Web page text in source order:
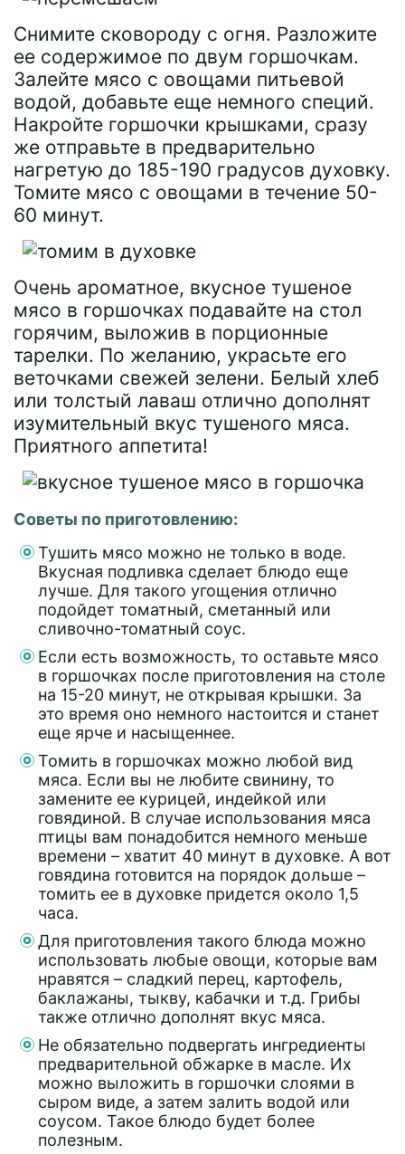
Снимите сковороду с огня. Разложите
ее содержимое по двум горшочкам.
Залейте мясо с овощами питьевой
водой, добавьте еще немного специй.
Накройте горшочки крышками, сразу
же отправьте в предварительно
нагретую до 185-190 градусов духовку.
Томите мясо с овощами в течение 50-
60 минут.
Очень ароматное, вкусное тушеное
мясо в горшочках подавайте на стол
горячим, выложив в порционные
тарелки. По желанию, украсьте его
веточками свежей зелени. Белый хлеб
или толстый лаваш отлично дополнят
изумительный вкус тушеного мяса.
Приятного аппетита!
Советы по приготовлению:
Тушить мясо можно не только в воде.
Вкусная подливка сделает блюдо еще
лучше. Для такого угощения отлично
подойдет томатный, сметанный или
сливочно-томатный соус.
Если есть возможность, то оставьте мясо
в горшочках после приготовления на столе
на 15-20 минут, не открывая крышки. За
это время оно немного настоится и станет
еще ярче и насыщеннее.
Томить в горшочках можно любой вид
мяса. Если вы не любите свинину, то
замените ее курицей, индейкой или
говядиной. В случае использования мяса
птицы вам понадобится немного меньше
времени – хватит 40 минут в духовке. А вот
говядина готовится на порядок дольше –
томить ее в духовке придется около 1,5
часа.
Для приготовления такого блюда можно
использовать любые овощи, которые вам
нравятся – сладкий перец, картофель,
баклажаны, тыкву, кабачки и т.д. Грибы
также отлично дополнят вкус мяса.
Не обязательно подвергать ингредиенты
предварительной обжарке в масле. Их
можно выложить в горшочки слоями в
сыром виде, а затем залить водой или
соусом. Такое блюдо будет более
полезным.